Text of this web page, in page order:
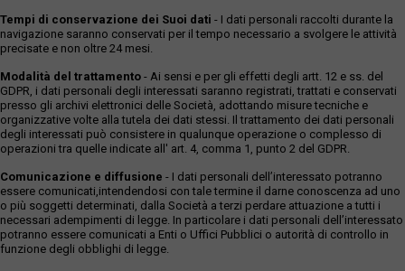
Tempi di conservazione dei Suoi dati - I dati personali raccolti durante la
navigazione saranno conservati per il tempo necessario a svolgere le attività
precisate e non oltre 24 mesi.
Modalità del trattamento - Ai sensi e per gli effetti degli artt. 12 e ss. del
GDPR, i dati personali degli interessati saranno registrati, trattati e conservati
presso gli archivi elettronici delle Società, adottando misure tecniche e
organizzative volte alla tutela dei dati stessi. Il trattamento dei dati personali
degli interessati può consistere in qualunque operazione o complesso di
operazioni tra quelle indicate all' art. 4, comma 1, punto 2 del GDPR.
Comunicazione e diffusione - I dati personali dell’interessato potranno
essere comunicati,intendendosi con tale termine il darne conoscenza ad uno
o più soggetti determinati, dalla Società a terzi perdare attuazione a tutti i
necessari adempimenti di legge. In particolare i dati personali dell’interessato
potranno essere comunicati a Enti o Uffici Pubblici o autorità di controllo in
funzione degli obblighi di legge.